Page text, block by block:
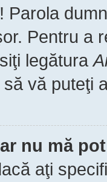
Parola
Pentru a
legătura
vă puteţi
nu mă
aţi